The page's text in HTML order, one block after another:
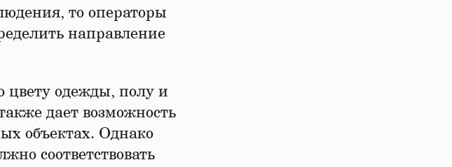
то операторы
направление
цвету одежды, полу и
дает возможность
объектах. Однако
соответствовать